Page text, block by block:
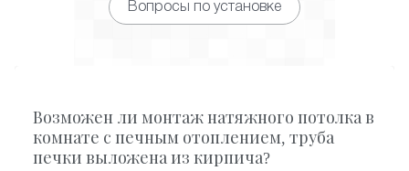
Вопросы по установке
Возможен ли монтаж натяжного потолка в
комнате с печным отоплением, труба
печки выложена из кирпича?